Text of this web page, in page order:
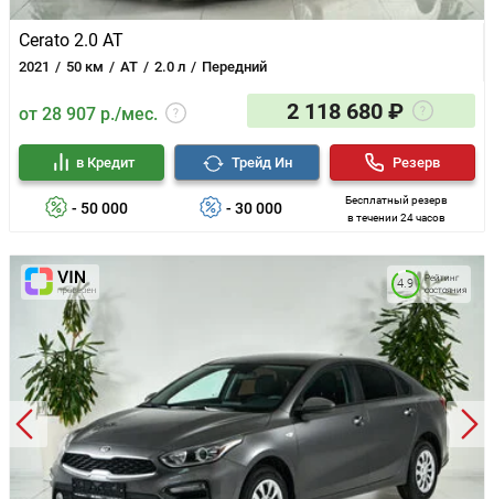
Cerato 2.0 AT
2021 50 км AT 2.0 л Передний
от 28 907 р./мес. 2 118 680 ₽
- 50 000
в Кредит
- 30 000
Трейд Ин
Бесплатный резерв
в течении 24 часов
Резерв
Рейтинг
состояния
4.9